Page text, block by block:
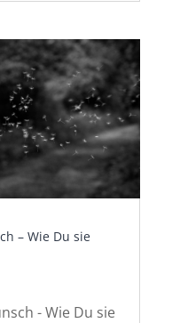
– Wie Du sie
- Wie Du sie